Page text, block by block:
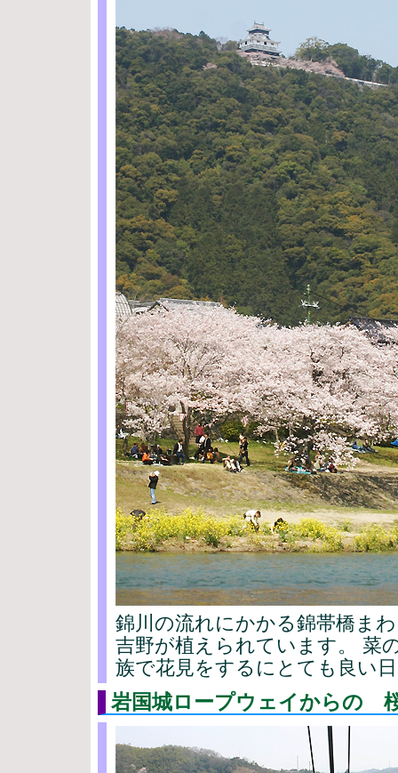
錦川の流れにかかる錦帯橋ま
吉野が植えられています。 菜
族で花見をするにとても良い
岩国城ロープウェイからの